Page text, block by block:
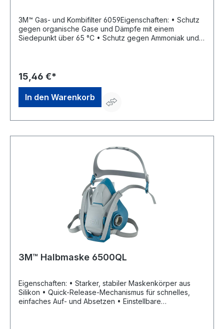
3M™ Gas- und Kombifilter 6059Eigenschaften: • Schutz
gegen organische Gase und Dämpfe mit einem
Siedepunkt über 65 °C • Schutz gegen Ammoniak und
Halbmaskenkörper 6200 Zulassung/Norm: EN 143 und
EN 14387:2004Hersteller: 3M Deutschland GmbH, Carl-
Schurz-Str.1, 41460 Neuss, DE, +492131140,
3m.premiumcustomer.dach@mmm.com
15,46 €*
In den Warenkorb
3M™ Halbmaske 6500QL
Eigenschaften: • Starker, stabiler Maskenkörper aus
Silikon • Quick-Release-Mechanismus für schnelles,
einfaches Auf- und Absetzen • Einstellbare